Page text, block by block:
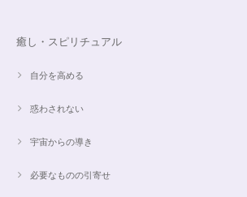
癒し・スピリチュアル
自分を高める
惑わされない
宇宙からの導き
必要なものの引寄せ